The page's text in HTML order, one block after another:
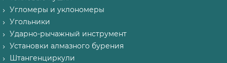
Угломеры и уклономеры
Угольники
Ударно-рычажный инструмент
Установки алмазного бурения
Штангенциркули